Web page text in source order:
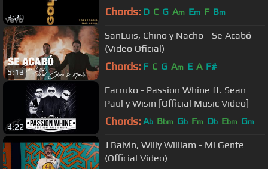
3:20 Chords: D C G Am Em F Bm
5:13
SanLuis, Chino y Nacho - Se Acabó
(Video Oficial)
Chords: F C G Am E A F#
4:22
Farruko - Passion Whine ft. Sean
Paul y Wisin [Official Music Video]
Chords: Ab Bbm Gb Fm Db Ebm Gm
J Balvin, Willy William - Mi Gente
(Official Video)